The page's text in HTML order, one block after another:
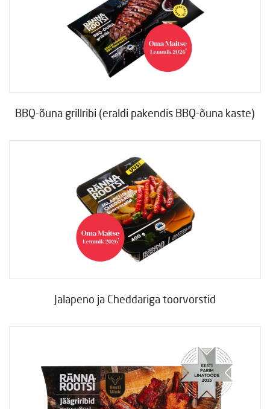
BBQ-õuna grillribi (eraldi pakendis BBQ-õuna kaste)
Jalapeno ja Cheddariga toorvorstid